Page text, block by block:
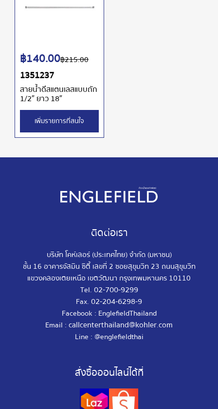
1351237
สายน้ำดีสแตนเลสแบบถัก
1/2″ ยาว 18″
฿215.00
฿140.00
เพิ่มรายการที่สนใจ
ติดต่อเรา
บริษัท โคห์เลอร์ (ประเทศไทย) จำกัด (มหาชน)
ชั้น 16 อาคารจัสมิน ซิตี้ เลขที่ 2 ซอยสุขุมวิท 23 ถนนสุขุมวิท
แขวงคลองเตยเหนือ เขตวัฒนา กรุงเทพมหานคร 10110
Tel. 02-700-9299
Fax. 02-204-6298-9
Facebook : EnglefieldThailand
Email : callcenterthailand@kohler.com
Line : @englefieldthai
สั่งซื้อออนไลน์ได้ที่